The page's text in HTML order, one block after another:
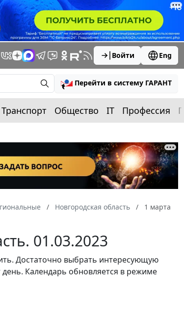
Войти Eng
Перейти в систему ГАРАНТ
Транспорт Общество IT Профессия
Новгородская область
1 марта
01.03.2023
Достаточно выбрать интересующую
Календарь обновляется в режиме